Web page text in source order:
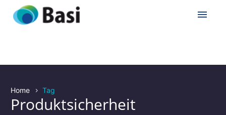
Home Tag
Produktsicherheit